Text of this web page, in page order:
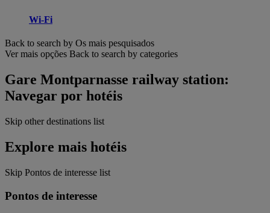
Wi-Fi
Back to search by Os mais pesquisados
Ver mais opções Back to search by categories
Gare Montparnasse railway station:
Navegar por hotéis
Skip other destinations list
Explore mais hotéis
Skip Pontos de interesse list
Pontos de interesse